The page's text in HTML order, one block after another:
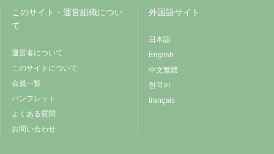
このサイト・運営組織につい
て
運営者について
このサイトについて
会員一覧
パンフレット
よくある質問
お問い合わせ
外国語サイト
日本語
English
中文繁體
한국어
français